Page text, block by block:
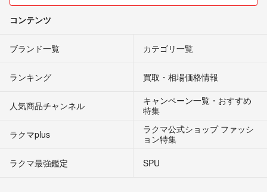
コンテンツ
ブランド一覧 カテゴリ一覧
ランキング 買取・相場価格情報
人気商品チャンネル
キャンペーン一覧・おすすめ
特集
ラクマplus
ラクマ公式ショップ ファッシ
ョン特集
ラクマ最強鑑定
SPU